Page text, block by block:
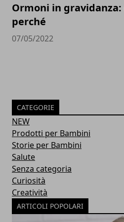
Ormoni in gravidanza:
perché
07/05/2022
CATEGORIE
NEW
Prodotti per Bambini
Storie per Bambini
Salute
Senza categoria
Curiosità
Creatività
ARTICOLI POPOLARI